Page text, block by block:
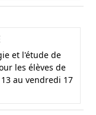
et l'étude de
les élèves de
au vendredi 17